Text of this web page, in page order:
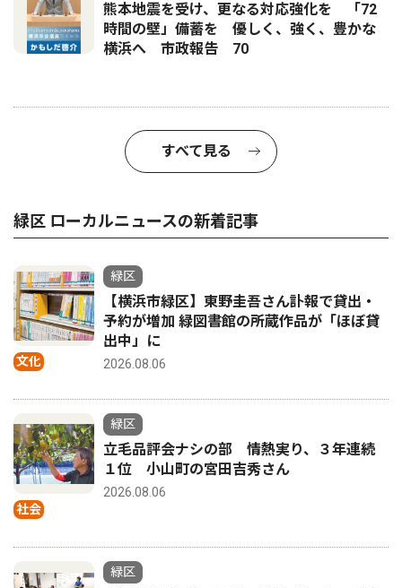
熊本地震を受け、更なる対応強化を 「72
時間の壁」備蓄を 優しく、強く、豊かな
横浜へ 市政報告 70
すべて見る
緑区 ローカルニュースの新着記事
文化
緑区
【横浜市緑区】東野圭吾さん訃報で貸出・
予約が増加 緑図書館の所蔵作品が「ほぼ貸
出中」に
2026.08.06
社会
緑区
立毛品評会ナシの部 情熱実り、３年連続
１位 小山町の宮田吉秀さん
2026.08.06
緑区